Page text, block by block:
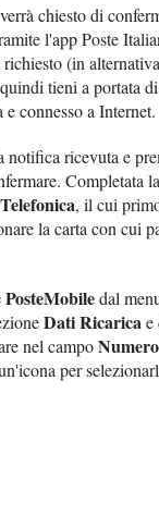
chiesto di
l'app Poste
(in
tieni a portata
connesso a Internet.
notifica ricevuta e
Completata
, il cui
la carta con cui
PosteMobiledal
Dati Ricaricae
nel campo
per